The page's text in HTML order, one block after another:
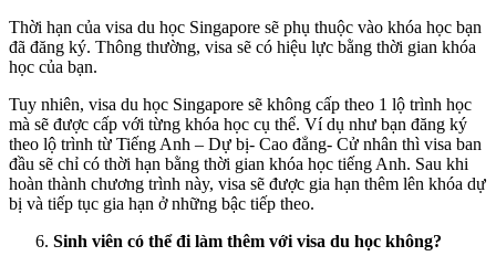
Thời hạn của visa du học Singapore sẽ phụ thuộc vào khóa học bạn
đã đăng ký. Thông thường, visa sẽ có hiệu lực bằng thời gian khóa
học của bạn.
Tuy nhiên, visa du học Singapore sẽ không cấp theo 1 lộ trình học
mà sẽ được cấp với từng khóa học cụ thể. Ví dụ như bạn đăng ký
theo lộ trình từ Tiếng Anh – Dự bị- Cao đẳng- Cử nhân thì visa ban
đầu sẽ chỉ có thời hạn bằng thời gian khóa học tiếng Anh. Sau khi
hoàn thành chương trình này, visa sẽ được gia hạn thêm lên khóa dự
bị và tiếp tục gia hạn ở những bậc tiếp theo.
Sinh viên có thể đi làm thêm với visa du học không?